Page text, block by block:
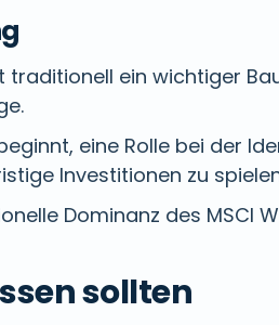
traditionell ein wichtiger
eine Rolle bei der
Investitionen zu
Dominanz des MSCI
sollten